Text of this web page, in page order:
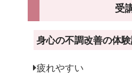
受
身心の不調改善の体
疲れやすい